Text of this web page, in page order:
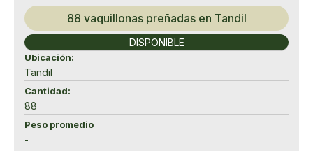
88 vaquillonas preñadas en Tandil
DISPONIBLE
Ubicación:
Tandil
Cantidad:
88
Peso promedio
-